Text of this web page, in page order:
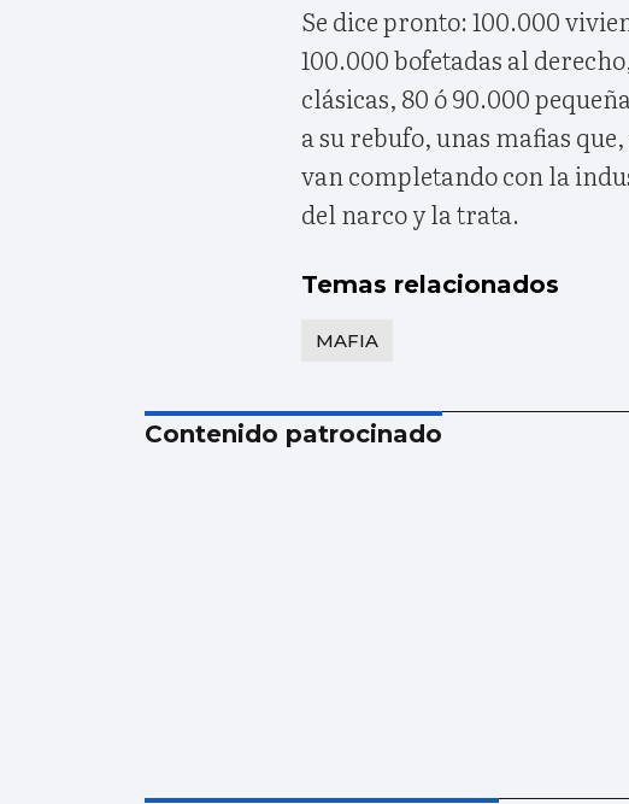
Se dice pronto: 100.000
100.000 bofetadas al
clásicas, 80 ó 90.000
a su rebufo, unas mafias
van completando con la
del narco y la trata.
Temas relacionados
MAFIA
Contenido patrocinado